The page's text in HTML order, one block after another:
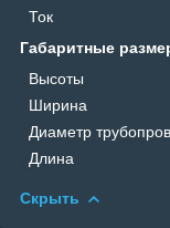
Ток
Габаритные
Высоты
Ширина
Диаметр
Длина
Скрыть